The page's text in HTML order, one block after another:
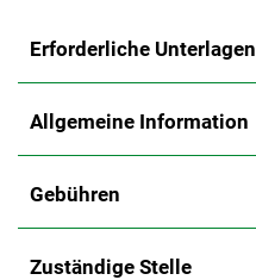
Erforderliche Unterlagen
Allgemeine Information
Gebühren
Zuständige Stelle